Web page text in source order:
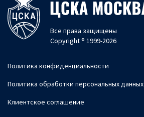
Все права защищены
Copyright ® 1999-2026
Политика конфиденциальности
Политика обработки персональных данных
Клиентское соглашение